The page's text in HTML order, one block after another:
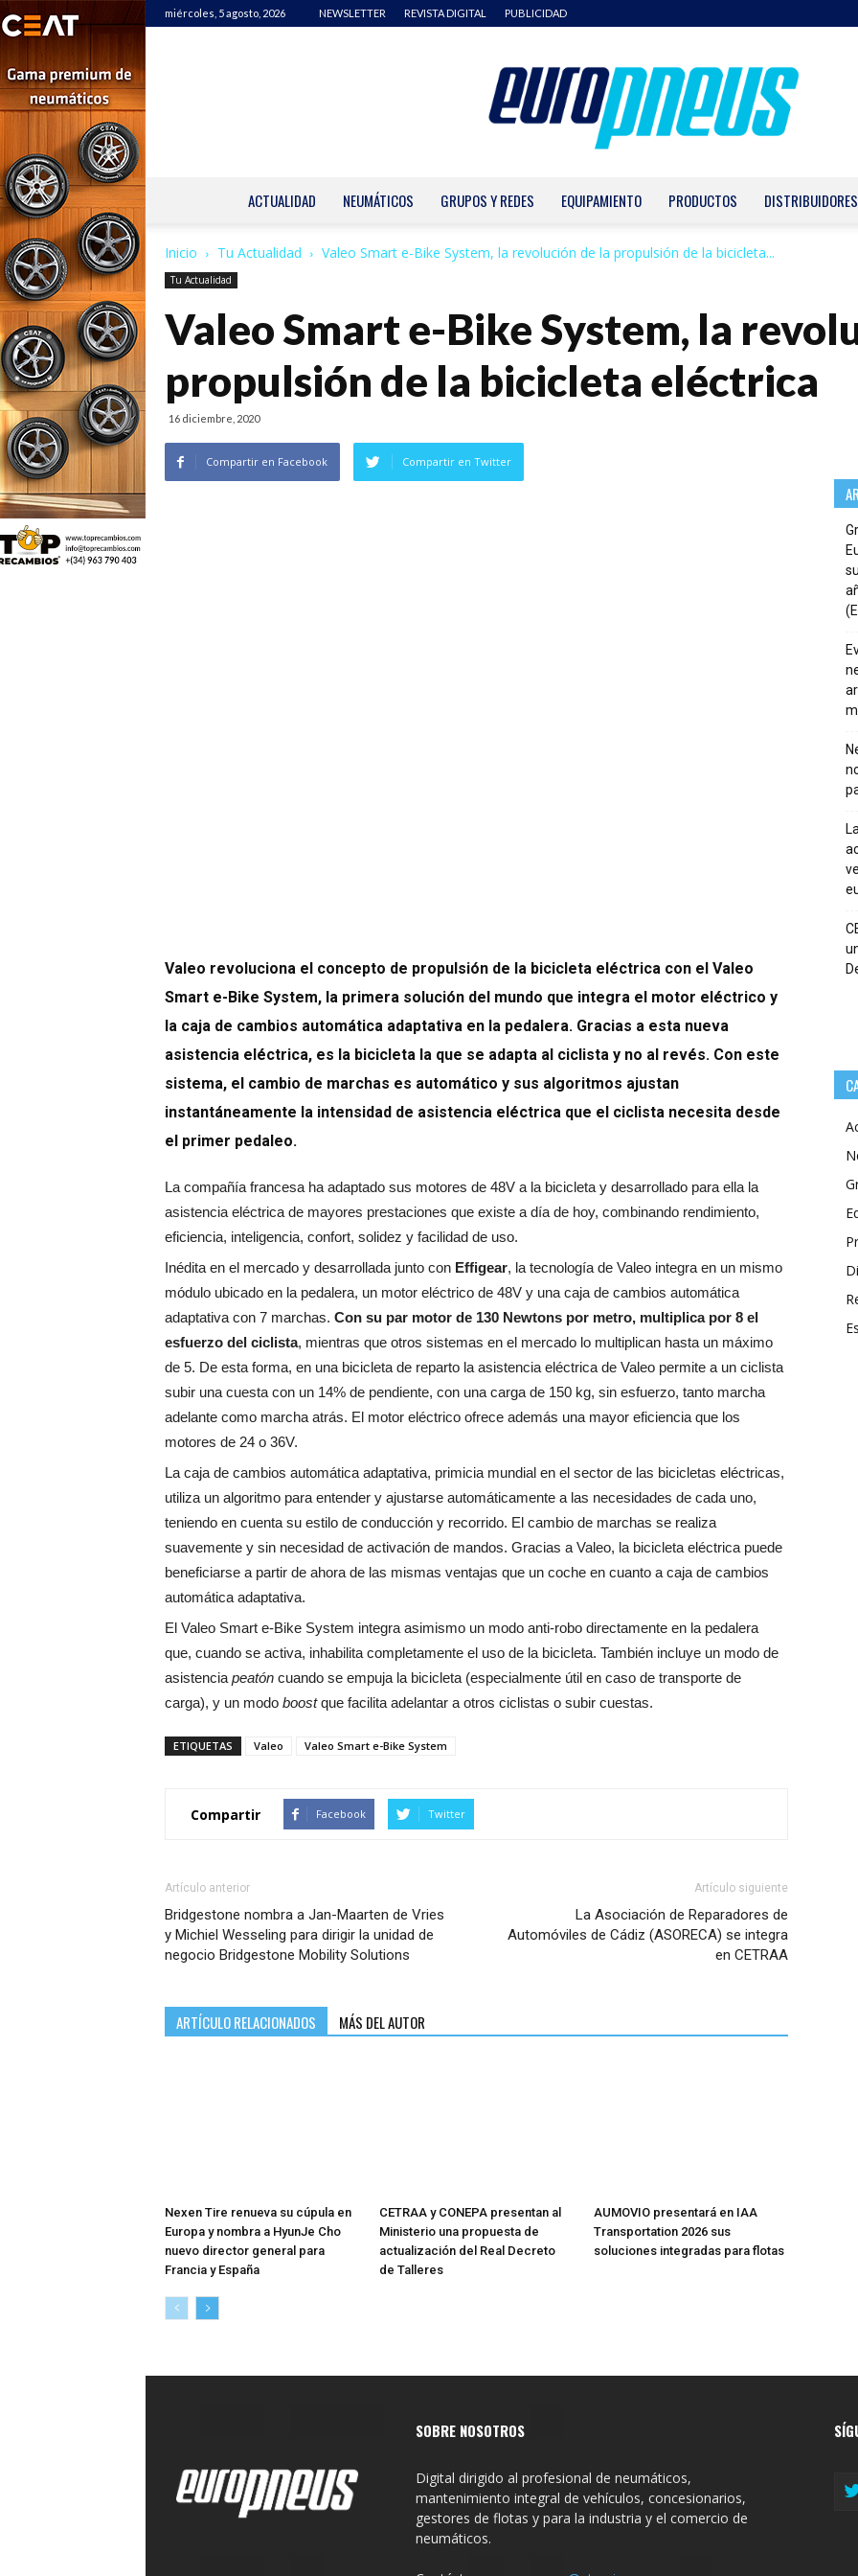
miércoles, 5 agosto, 2026 NEWSLETTER REVISTA DIGITAL PUBLICIDAD
ACTUALIDAD NEUMÁTICOS GRUPOS Y REDES EQUIPAMIENTO PRODUCTOS DISTRIBUIDORES
Inicio Tu Actualidad Valeo Smart e-Bike System, la revolución de la propulsión de la bicicleta...
Tu Actualidad
Valeo Smart e-Bike System, la
propulsión de la bicicleta eléctrica
16 diciembre, 2020
Compartir en Facebook Compartir en Twitter
Valeo revoluciona el concepto de propulsión de la bicicleta eléctrica con el Valeo
Smart e-Bike System, la primera solución del mundo que integra el motor eléctrico y
la caja de cambios automática adaptativa en la pedalera. Gracias a esta nueva
asistencia eléctrica, es la bicicleta la que se adapta al ciclista y no al revés. Con este
sistema, el cambio de marchas es automático y sus algoritmos ajustan
instantáneamente la intensidad de asistencia eléctrica que el ciclista necesita desde
el primer pedaleo.
La compañía francesa ha adaptado sus motores de 48V a la bicicleta y desarrollado para ella la
asistencia eléctrica de mayores prestaciones que existe a día de hoy, combinando rendimiento,
eficiencia, inteligencia, confort, solidez y facilidad de uso.
Inédita en el mercado y desarrollada junto con Effigear, la tecnología de Valeo integra en un mismo
módulo ubicado en la pedalera, un motor eléctrico de 48V y una caja de cambios automática
adaptativa con 7 marchas. Con su par motor de 130 Newtons por metro, multiplica por 8 el
esfuerzo del ciclista, mientras que otros sistemas en el mercado lo multiplican hasta un máximo
de 5. De esta forma, en una bicicleta de reparto la asistencia eléctrica de Valeo permite a un ciclista
subir una cuesta con un 14% de pendiente, con una carga de 150 kg, sin esfuerzo, tanto marcha
adelante como marcha atrás. El motor eléctrico ofrece además una mayor eficiencia que los
motores de 24 o 36V.
La caja de cambios automática adaptativa, primicia mundial en el sector de las bicicletas eléctricas,
utiliza un algoritmo para entender y ajustarse automáticamente a las necesidades de cada uno,
teniendo en cuenta su estilo de conducción y recorrido. El cambio de marchas se realiza
suavemente y sin necesidad de activación de mandos. Gracias a Valeo, la bicicleta eléctrica puede
beneficiarse a partir de ahora de las mismas ventajas que un coche en cuanto a caja de cambios
automática adaptativa.
El Valeo Smart e-Bike System integra asimismo un modo anti-robo directamente en la pedalera
que, cuando se activa, inhabilita completamente el uso de la bicicleta. También incluye un modo de
asistencia peatón cuando se empuja la bicicleta (especialmente útil en caso de transporte de
carga), y un modo boostque facilita adelantar a otros ciclistas o subir cuestas.
ETIQUETAS Valeo Valeo Smart e-Bike System
Compartir Facebook Twitter
Artículo anterior
Bridgestone nombra a Jan-Maarten de Vries
y Michiel Wesseling para dirigir la unidad de
negocio Bridgestone Mobility Solutions
Artículo siguiente
La Asociación de Reparadores de
Automóviles de Cádiz (ASORECA) se integra
en CETRAA
ARTÍCULO RELACIONADOS MÁS DEL AUTOR
Nexen Tire renueva su cúpula en
Europa y nombra a HyunJe Cho
nuevo director general para
Francia y España
CETRAA y CONEPA presentan al
Ministerio una propuesta de
actualización del Real Decreto
de Talleres
AUMOVIO presentará en IAA
Transportation 2026 sus
soluciones integradas para flotas
SOBRE NOSOTROS
Digital dirigido al profesional de neumáticos,
mantenimiento integral de vehículos, concesionarios,
gestores de flotas y para la industria y el comercio de
neumáticos.